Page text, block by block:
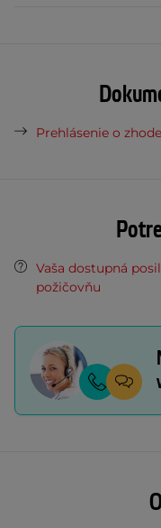
Prehlásenie o
Vaša dostupná
požičovňu